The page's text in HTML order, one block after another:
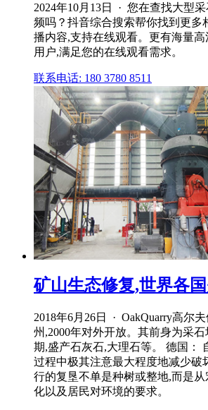
2024年10月13日 · 您在查找大型
频吗？抖音综合搜索帮你找到更多
播内容,支持在线观看。更有海量高
用户,满足您的在线观看需求。
联系电话: 180 3780 8511
矿山生态修复,世界各
2018年6月26日 · OakQuarry高尔
州,2000年对外开放。其前身为采
期,盛产石灰石,大理石等。 德国：
过程中极其注意最大程度地减少破
行的复垦不单是种树或整地,而是
化以及居民对环境的要求。